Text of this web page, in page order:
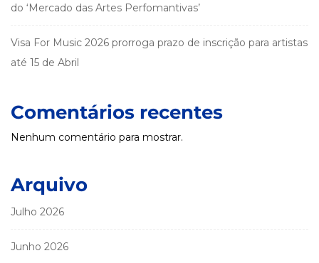
do ‘Mercado das Artes Perfomantivas’
Visa For Music 2026 prorroga prazo de inscrição para artistas
até 15 de Abril
Comentários recentes
Nenhum comentário para mostrar.
Arquivo
Julho 2026
Junho 2026